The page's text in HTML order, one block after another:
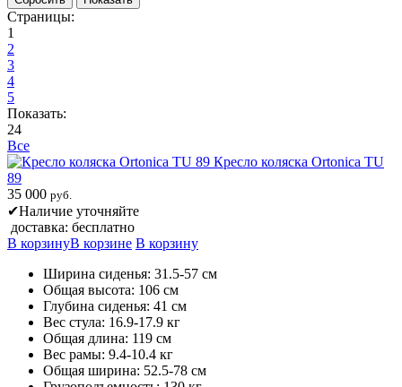
Страницы:
1
2
3
4
5
Показать:
24
Все
Кресло коляска Ortonica TU
89
35 000 руб.
✔Наличие уточняйте
доставка: бесплатно
В корзинуВ корзине В корзину
Ширина сиденья: 31.5-57 см
Общая высота: 106 см
Глубина сиденья: 41 см
Вес стула: 16.9-17.9 кг
Общая длина: 119 см
Вес рамы: 9.4-10.4 кг
Общая ширина: 52.5-78 см